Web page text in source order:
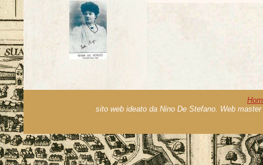
sito web ideato da Nino De Stefano. Web